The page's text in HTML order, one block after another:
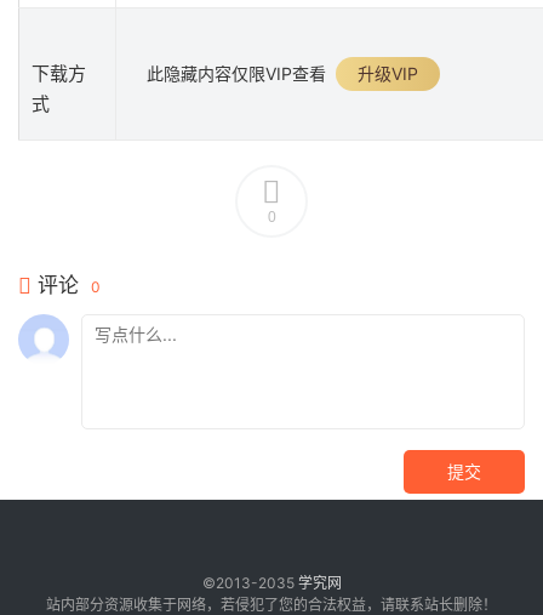
下载方
式
此隐藏内容仅限VIP查看 升级VIP
0
评论 0
提交
©2013-2035 学究网
站内部分资源收集于网络，若侵犯了您的合法权益，请联系站长删除！